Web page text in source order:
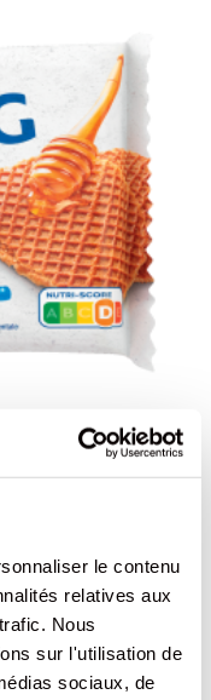
le contenu
relatives aux
Nous
sur l'utilisation de
sociaux, de
258G /10